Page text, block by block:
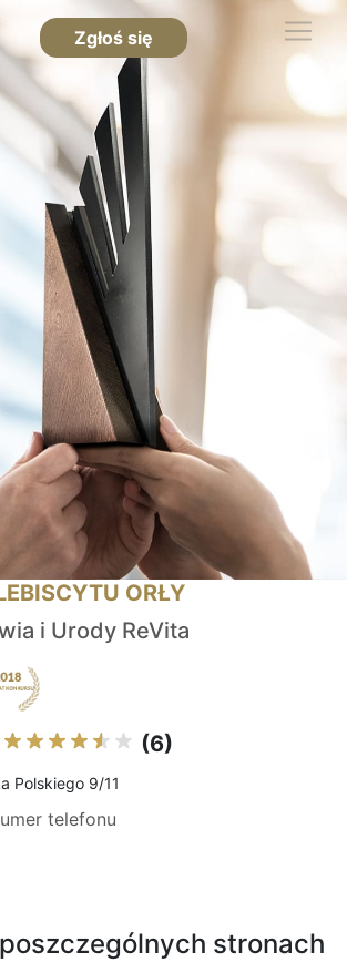
Zgłoś się
ORŁY
i Urody ReVita
(6)
Polskiego 9/11
telefonu
stronach